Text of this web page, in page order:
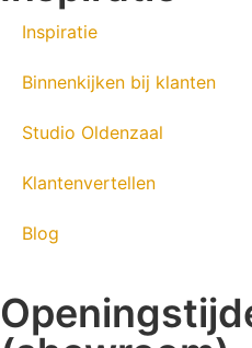
Inspiratie
Binnenkijken bij klanten
Studio Oldenzaal
Klantenvertellen
Blog